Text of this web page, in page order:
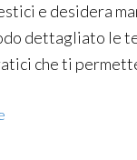
e desidera
dettagliato le
che ti